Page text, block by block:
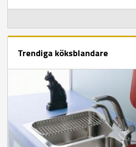
Trendiga köksblandare